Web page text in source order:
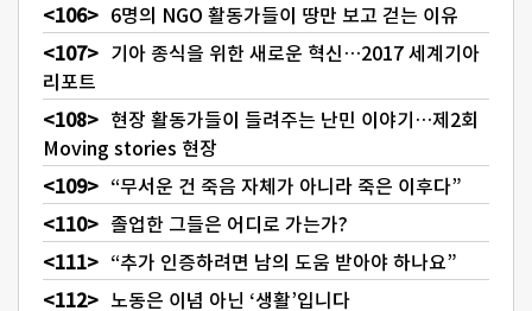
6명의 NGO 활동가들이 땅만 보고 걷는 이유
기아 종식을 위한 새로운 혁신…2017 세계기아
리포트
현장 활동가들이 들려주는 난민 이야기…제2회
Moving stories 현장
“무서운 건 죽음 자체가 아니라 죽은 이후다”
졸업한 그들은 어디로 가는가?
“추가 인증하려면 남의 도움 받아야 하나요”
노동은 이념 아닌 ‘생활’입니다